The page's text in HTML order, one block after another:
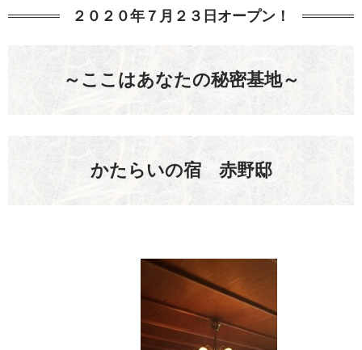
２０２０年７月２３日オープン！
～ここはあなたの秘密基地～
かたらいの宿 赤野邸